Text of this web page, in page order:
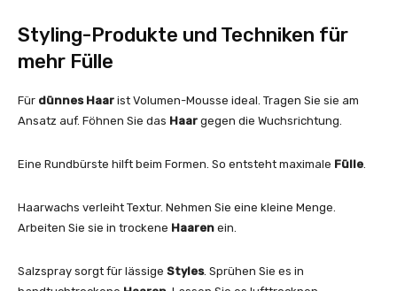
Styling-Produkte und Techniken für
mehr Fülle
Für dünnes Haar ist Volumen-Mousse ideal. Tragen Sie sie am
Ansatz auf. Föhnen Sie das Haar gegen die Wuchsrichtung.
Eine Rundbürste hilft beim Formen. So entsteht maximale Fülle
Haarwachs verleiht Textur. Nehmen Sie eine kleine Menge.
Arbeiten Sie sie in trockene Haaren ein.
Salzspray sorgt für lässige Styles. Sprühen Sie es in